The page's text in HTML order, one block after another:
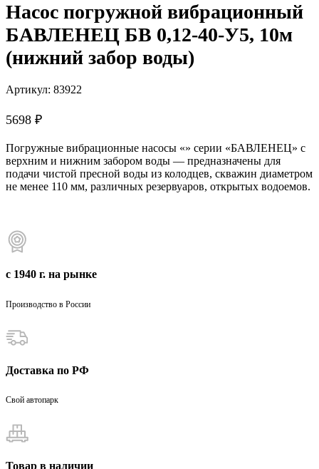
Насос погружной вибрационный
БАВЛЕНЕЦ БВ 0,12-40-У5, 10м
(нижний забор воды)
Артикул: 83922
5698 ₽
Погружные вибрационные насосы «» серии «БАВЛЕНЕЦ» с
верхним и нижним забором воды — предназначены для
подачи чистой пресной воды из колодцев, скважин диаметром
не менее 110 мм, различных резервуаров, открытых водоемов.
с 1940 г. на рынке
Производство в России
Доставка по РФ
Свой автопарк
Товар в наличии